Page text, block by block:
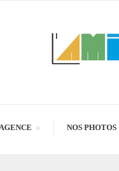
NOS PHOTOS